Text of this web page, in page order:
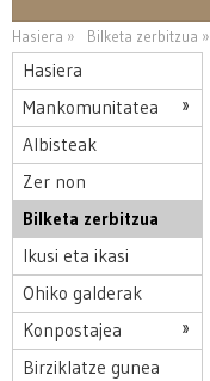
Hasiera » Bilketa zerbitzua »
Hasiera
Mankomunitatea
Albisteak
Zer non
Bilketa zerbitzua
Ikusi eta ikasi
Ohiko galderak
Konpostajea
Birziklatze gunea